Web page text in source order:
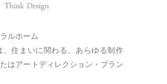
ルホーム
、住まいに関わる、あらゆる制作
はアートディレクション・ブラン